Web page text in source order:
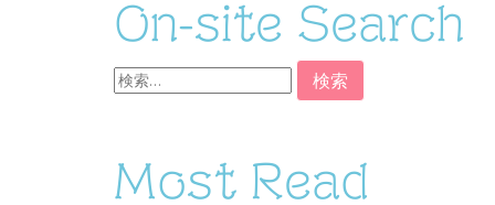
On-site Search
検
索:
Most Read